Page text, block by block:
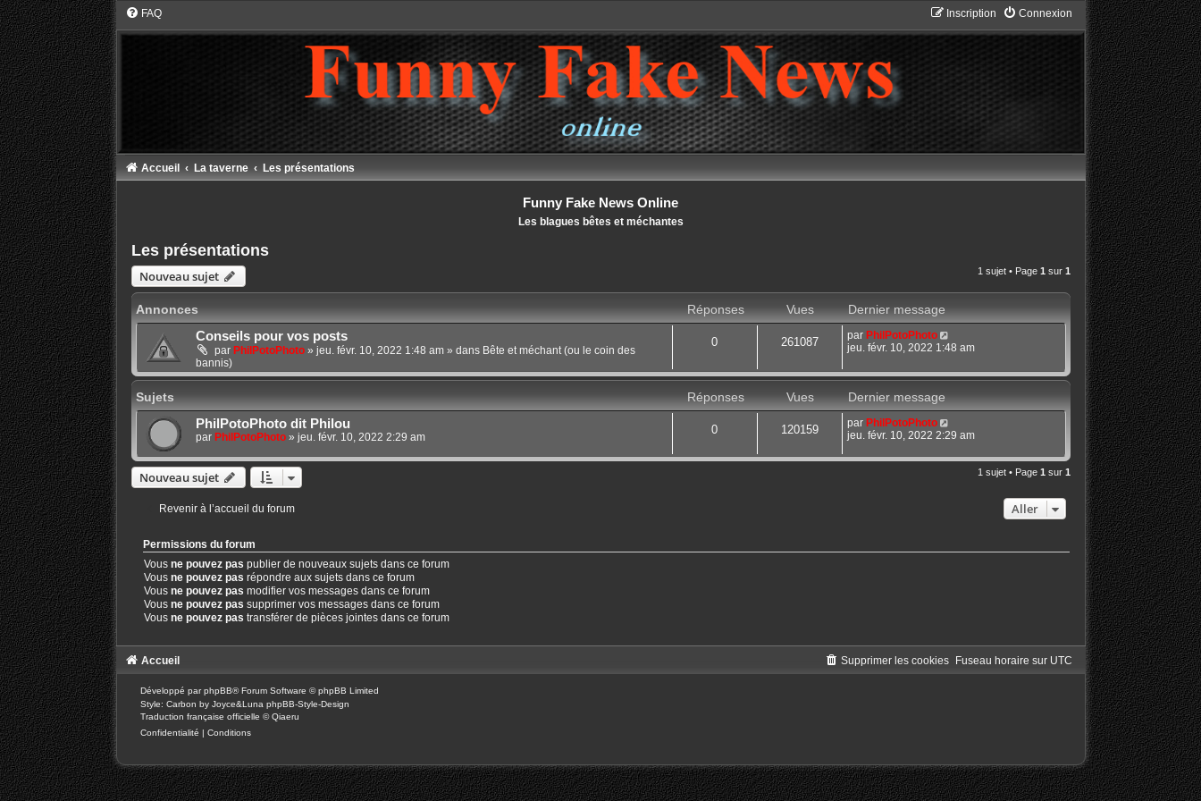
FAQ Connexion
Inscription
Accueil La taverne Les présentations
Funny Fake News Online
Les blagues bêtes et méchantes
Les présentations
Nouveau sujet 1 sujet • Page 1 sur 1
Annonces Réponses Vues
Dernier message
Conseils pour vos posts
par PhilPotoPhoto» jeu. févr. 10, 2022 1:48 am» dans Bête et méchant (ou le coin des
bannis)
0 261087 par PhilPotoPhoto
jeu. févr. 10, 2022 1:48 am
Sujets Réponses Vues
Dernier message
PhilPotoPhoto dit Philou
par PhilPotoPhoto» jeu. févr. 10, 2022 2:29 am
0 120159 par PhilPotoPhoto
jeu. févr. 10, 2022 2:29 am
Nouveau sujet 1 sujet • Page 1 sur 1
Revenir à l’accueil du forum Aller
Permissions du forum
Vous ne pouvez pas publier de nouveaux sujets dans ce forum
Vous ne pouvez pas répondre aux sujets dans ce forum
Vous ne pouvez pas modifier vos messages dans ce forum
Vous ne pouvez pas supprimer vos messages dans ce forum
Vous ne pouvez pas transférer de pièces jointes dans ce forum
Accueil Fuseau horaire sur UTC
Supprimer les cookies
Développé parphpBB® Forum Software © phpBB Limited
Style: Carbon by Joyce&Luna phpBB-Style-Design
Traduction française officielle ©Qiaeru
Confidentialité
Conditions